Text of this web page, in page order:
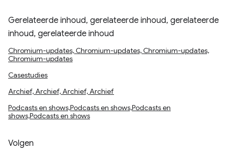
Gerelateerde inhoud, gerelateerde inhoud, gerelateerde
inhoud, gerelateerde inhoud
Chromium-updates, Chromium-updates, Chromium-updates,
Chromium-updates
Casestudies
Archief, Archief, Archief, Archief
Podcasts en shows,Podcasts en shows,Podcasts en
shows,Podcasts en shows
Volgen